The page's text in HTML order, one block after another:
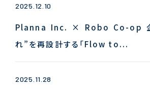
2025.12.10
Planna Inc. × Robo Co-op
れ”を再設計する「Flow to...
2025.11.28